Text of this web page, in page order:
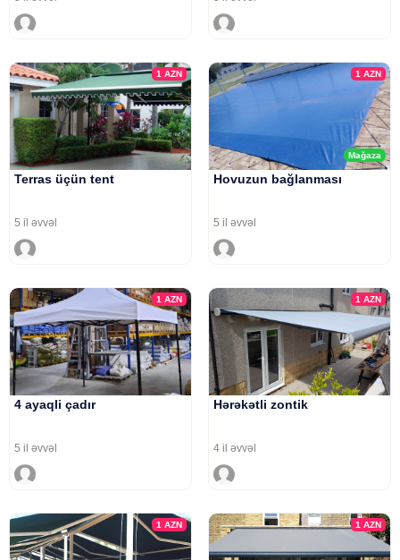
1AZN
Terras üçün tent
5 il əvvəl
Mağaza
1 AZN
Hovuzun bağlanması
5 il əvvəl
1AZN
4 ayaqli çadır
5 il əvvəl
1 AZN
Hərəkətli zontik
4 il əvvəl
1AZN 1 AZN